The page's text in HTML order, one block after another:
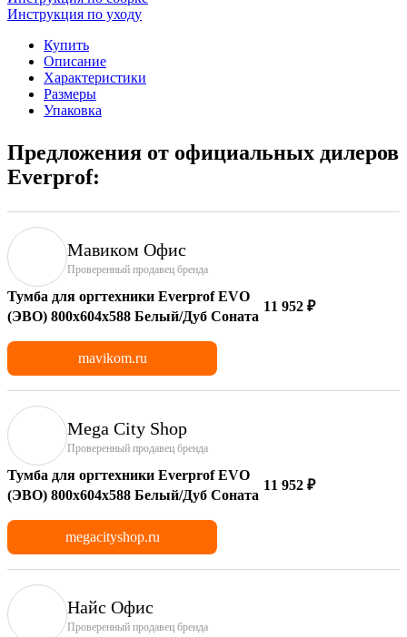
Инструкция по уходу
Купить
Описание
Характеристики
Размеры
Упаковка
Предложения от официальных дилеров
Everprof:
Мавиком Офис
Проверенный продавец бренда
Тумба для оргтехники Everprof EVO
(ЭВО) 800х604x588 Белый/Дуб Соната
11 952 ₽
mavikom.ru
Mega City Shop
Проверенный продавец бренда
Тумба для оргтехники Everprof EVO
(ЭВО) 800х604x588 Белый/Дуб Соната
11 952 ₽
megacityshop.ru
Найс Офис
Проверенный продавец бренда